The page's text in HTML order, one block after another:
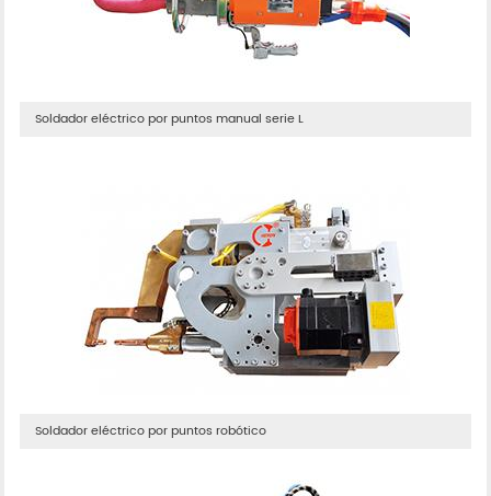
Soldador eléctrico por puntos manual serie L
Soldador eléctrico por puntos robótico